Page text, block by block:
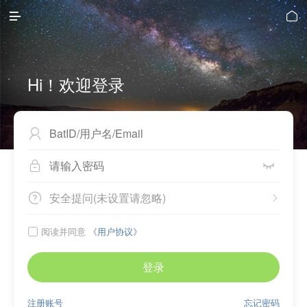
 
Hi！欢迎登录

 
 
安全提问(未设置请忽略)
 阅读并同意 《用户协议》
登录
忘记密码
注册账号